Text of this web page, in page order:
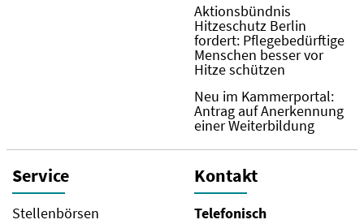
Aktionsbündnis
Hitzeschutz Berlin
fordert: Pflegebedürftige
Menschen besser vor
Hitze schützen
Neu im Kammerportal:
Antrag auf Anerkennung
einer Weiterbildung
Service
Stellenbörsen
Kontakt
Telefonisch